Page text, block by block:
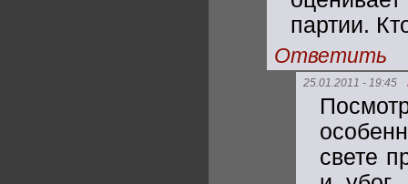
партии.
Ответить
25.01.2011 - 19:45
свете